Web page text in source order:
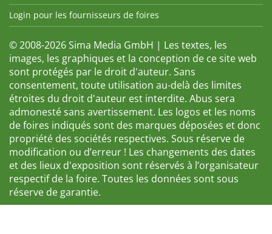
Login pour les fournisseurs de foires
© 2008-2026 Sima Media GmbH | Les textes, les
images, les graphiques et la conception de ce site web
sont protégés par le droit d'auteur. Sans
consentement, toute utilisation au-delà des limites
étroites du droit d'auteur est interdite. Abus sera
admonesté sans avertissement. Les logos et les noms
de foires indiqués sont des marques déposées et donc
propriété des sociétés respectives. Sous réserve de
modification ou d’erreur ! Les changements des dates
et des lieux d'exposition sont réservés à l’organisateur
respectif de la foire. Toutes les données sont sous
réserve de garantie.